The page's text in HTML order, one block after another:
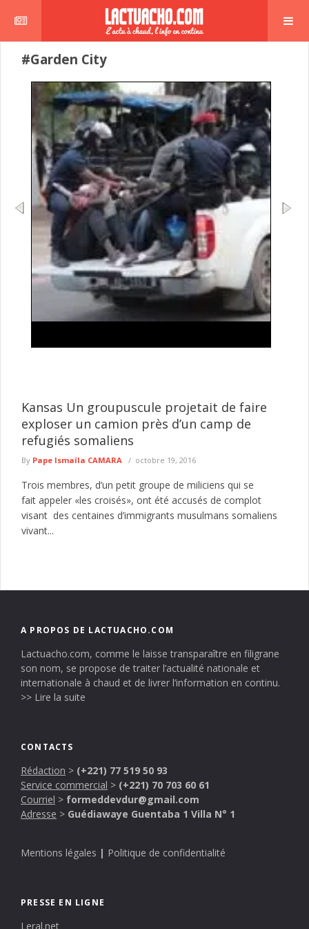
#Garden City
secteurs ...
lire plus
Kansas Un groupuscule projetait de faire
exploser un camion près d’un camp de
refugiés somaliens
By Pape Ismaïla CAMARA octobre 19, 2016
Trois membres, d’un petit groupe de miliciens qui se
fait appeler «les croisés», ont été accusés de complot
visant des centaines d’immigrants musulmans somaliens
vivant...
A PROPOS DE LACTUACHO.COM
Lactuacho.com, comme le laisse transparaître en filigrane
son nom, se propose de traiter l’actualité nationale et
internationale à chaud et de livrer l’information en continu.
>> Lire la suite
CONTACTS
Rédaction > (+221) 77 519 50 93
Service commercial > (+221) 70 703 60 61
Courriel > formeddevdur@gmail.com
Adresse > Guédiawaye Guentaba 1 Villa N° 1
Mentions légales | Politique de confidentialité
PRESSE EN LIGNE
Leral.net